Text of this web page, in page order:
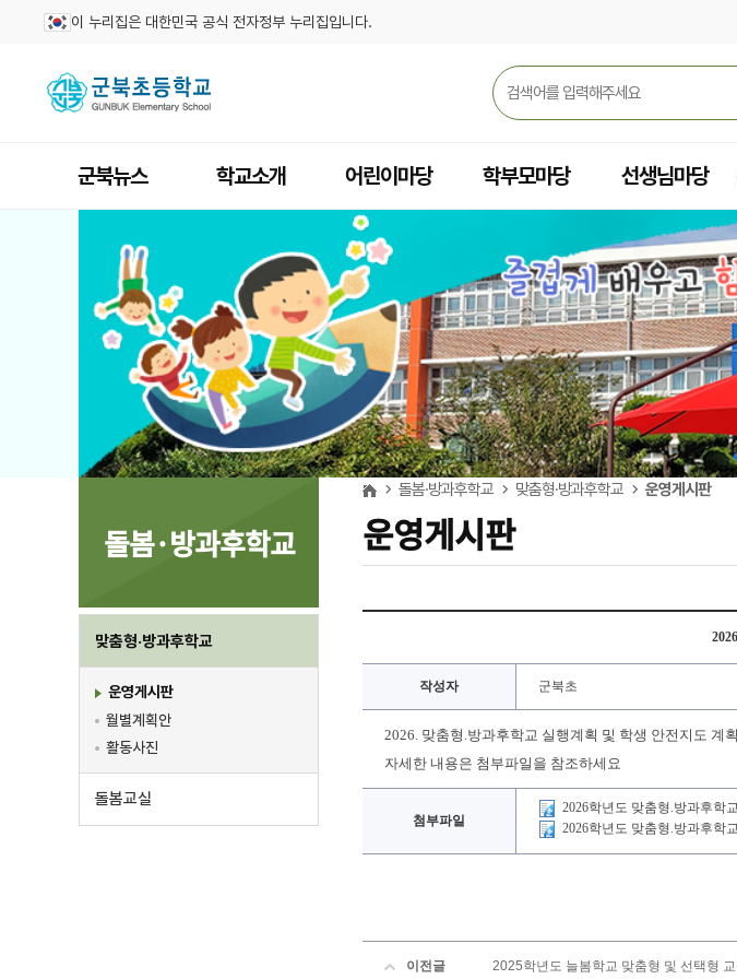
이 누리집은 대한민국 공식 전자정부 누리집입니다.
군북뉴스 학교소개 어린이마당 학부모마당 선생님마당
돌봄·방과후학교
맞춤형·방과후학교
운영게시판
월별계획안
활동사진
돌봄교실
돌봄·방과후학교 맞춤형·방과후학교 운영게시판
운영게시판
작성자 군북초
2026. 맞춤형.방과후학교 실행계획 및 학생 안전지도 계
자세한 내용은 첨부파일을 참조하세요
첨부파일
2026학년도 맞춤형.방과후학
2026학년도 맞춤형.방과후학
이전글 2025학년도 늘봄학교 맞춤형 및 선택형